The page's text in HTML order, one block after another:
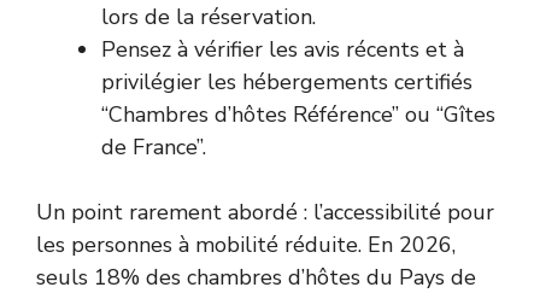
lors de la réservation.
Pensez à vérifier les avis récents et à
privilégier les hébergements certifiés
“Chambres d’hôtes Référence” ou “Gîtes
de France”.
Un point rarement abordé : l’accessibilité pour
les personnes à mobilité réduite. En 2026,
seuls 18% des chambres d’hôtes du Pays de